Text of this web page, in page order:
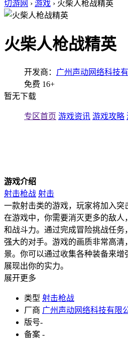
切游网 › 游戏 › 火柴人枪战精英
火柴人枪战精英
开发商： 广州声动网络科技
免费 16+
暂无下载
专区首页 游戏资讯 游戏攻略
游戏介绍
射击枪战 射击
一款射击类的游戏，玩家将加入突
在游戏中，你需要消灭更多的敌
和战斗力。通过完成冒险挑战任务
强大的对手。游戏的画质非常高清
景。你可以通过收集各种装备来增
展现出你的实力。
展开更多
类型 射击枪战
厂商 广州声动网络科技有限
版号-
备案 -